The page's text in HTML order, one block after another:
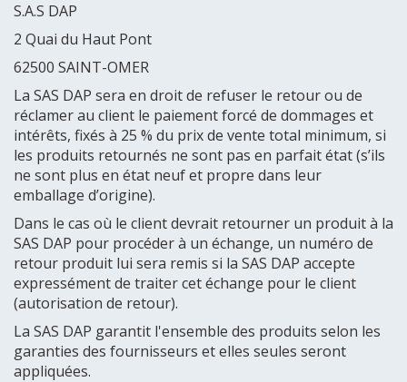
S.A.S DAP
2 Quai du Haut Pont
62500 SAINT-OMER
La SAS DAP sera en droit de refuser le retour ou de
réclamer au client le paiement forcé de dommages et
intérêts, fixés à 25 % du prix de vente total minimum, si
les produits retournés ne sont pas en parfait état (s’ils
ne sont plus en état neuf et propre dans leur
emballage d’origine).
Dans le cas où le client devrait retourner un produit à la
SAS DAP pour procéder à un échange, un numéro de
retour produit lui sera remis si la SAS DAP accepte
expressément de traiter cet échange pour le client
(autorisation de retour).
La SAS DAP garantit l'ensemble des produits selon les
garanties des fournisseurs et elles seules seront
appliquées.